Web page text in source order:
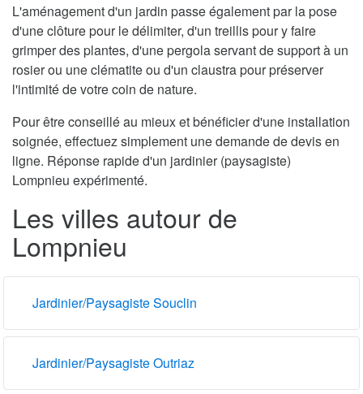
L'aménagement d'un jardin passe également par la pose
d'une clôture pour le délimiter, d'un treillis pour y faire
grimper des plantes, d'une pergola servant de support à un
rosier ou une clématite ou d'un claustra pour préserver
l'intimité de votre coin de nature.
Pour être conseillé au mieux et bénéficier d'une installation
soignée, effectuez simplement une demande de devis en
ligne. Réponse rapide d'un jardinier (paysagiste)
Lompnieu expérimenté.
Les villes autour de
Lompnieu
Jardinier/Paysagiste Souclin
Jardinier/Paysagiste Outriaz